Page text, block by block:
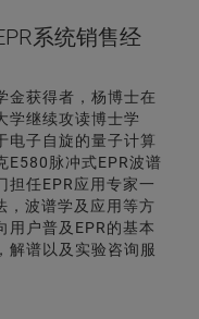
系统销售经
金获得者，杨博士在
学继续攻读博士学
电子自旋的量子计算
E580脉冲式EPR波谱
担任EPR应用专家一
，波谱学及应用等方
用户普及EPR的基本
解谱以及实验咨询服